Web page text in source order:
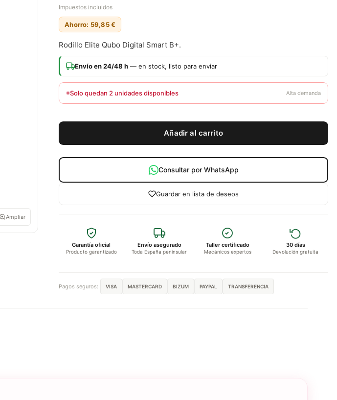
Ampliar
Impuestos incluidos
Ahorro: 59,85 €
Rodillo Elite Qubo Digital Smart B+.
Envío en 24/48 h — en stock, listo para enviar
Solo quedan 2 unidades disponibles Alta demanda
Añadir al carrito
Consultar por WhatsApp
Guardar en lista de deseos
Garantía oficial
Producto garantizado
Envío asegurado
Toda España peninsular
Taller certificado
Mecánicos expertos
30 días
Devolución gratuita
Pagos seguros: VISA MASTERCARD BIZUM PAYPAL TRANSFERENCIA